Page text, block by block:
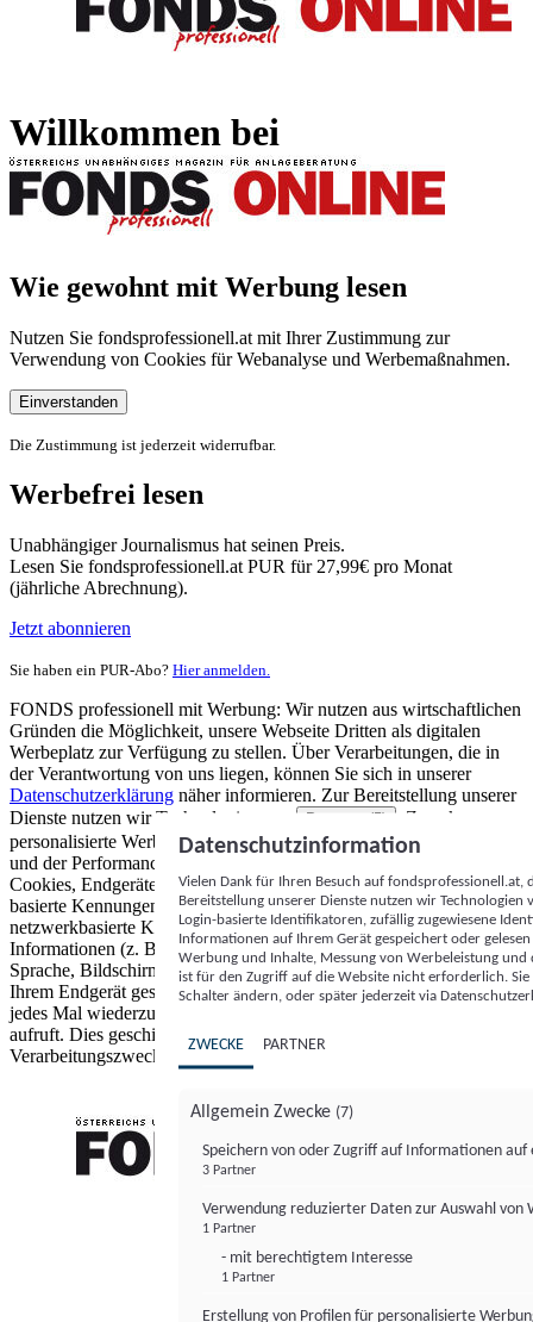
Willkommen bei
Wie gewohnt mit Werbung lesen
Nutzen Sie fondsprofessionell.at mit Ihrer Zustimmung zur
Verwendung von Cookies für Webanalyse und Werbemaßnahmen.
Einverstanden
Die Zustimmung ist jederzeit widerrufbar.
Werbefrei lesen
Unabhängiger Journalismus hat seinen Preis.
Lesen Sie fondsprofessionell.at PUR für 27,99€ pro Monat
(jährliche Abrechnung).
Jetzt abonnieren
Sie haben ein PUR-Abo? Hier anmelden.
FONDS professionell mit Werbung: Wir nutzen aus wirtschaftlichen
Gründen die Möglichkeit, unsere Webseite Dritten als digitalen
Werbeplatz zur Verfügung zu stellen. Über Verarbeitungen, die in
der Verantwortung von uns liegen, können Sie sich in unserer
Datenschutzerklärung näher informieren. Zur Bereitstellung unserer
Dienste nutzen wir Technologien von
Partnern (5)
. Zwecke:
personalisierte Werbung und Inhalte, Messung von Werbeleistung
und der Performance von Inhalten sowie Zielgruppenforschung.
Cookies, Endgeräte- oder ähnliche Online-Kennungen (z. B. login-
basierte Kennungen, zufällig generierte Kennungen,
netzwerkbasierte Kennungen) können zusammen mit anderen
Informationen (z. B. Browsertyp und Browserinformationen,
Sprache, Bildschirmgröße, unterstützte Technologien usw.) auf
Ihrem Endgerät gespeichert oder von dort ausgelesen werden, um es
jedes Mal wiederzuerkennen, wenn es eine App oder einer Webseite
aufruft. Dies geschieht für einen oder mehrere der hier aufgeführten
Verarbeitungszwecke.
Datenschutzinformation
Vielen Dank für Ihren Besuch auf
Bereitstellung unserer Dienste nutzen wir Technologien
Login-basierte Identifikatoren, zufällig zugewiesene
Informationen auf Ihrem Gerät gespeichert oder
Werbung und Inhalte, Messung von Werbeleistung
ist für den Zugriff auf die Website nicht erforderlich.
Schalter ändern, oder später jederzeit via
ZWECKE PARTNER
Allgemein Zwecke (7)
Speichern von oder Zugriff auf Informationen auf
3 Partner
Verwendung reduzierter Daten zur Auswahl von
1 Partner
- mit berechtigtem Interesse
1 Partner
Erstellung von Profilen für personalisierte
FONDS professionell